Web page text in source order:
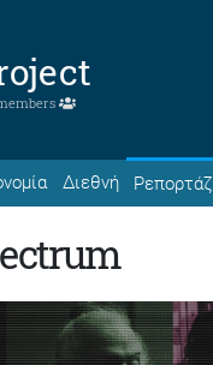
Διεθνή Ρεπορτάζ